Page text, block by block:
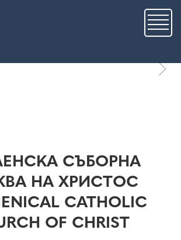
СЪБОРНА
НА ХРИСТОС
CATHOLIC
OF CHRIST